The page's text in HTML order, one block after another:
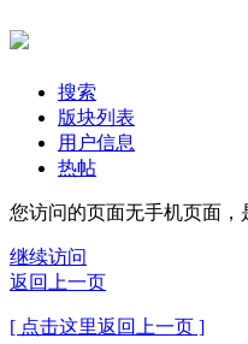
搜索
版块列表
用户信息
热帖
您访问的页面无手机页面，
继续访问
返回上一页
[ 点击这里返回上一页 ]